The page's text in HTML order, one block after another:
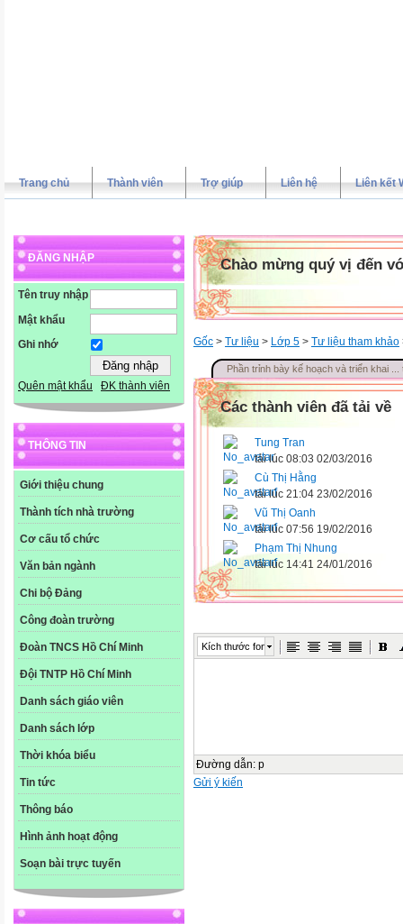
Trang chủ Thành viên Trợ giúp Liên hệ Liên kết
ĐĂNG NHẬP
Tên truy nhập
Mật khẩu
Ghi nhớ
Quên mật khẩu ĐK thành viên
THÔNG TIN
Giới thiệu chung
Thành tích nhà trường
Cơ cấu tổ chức
Văn bản ngành
Chi bộ Đảng
Công đoàn trường
Đoàn TNCS Hồ Chí Minh
Đội TNTP Hồ Chí Minh
Danh sách giáo viên
Danh sách lớp
Thời khóa biểu
Tin tức
Thông báo
Hình ảnh hoạt động
Soạn bài trực tuyến
Chào mừng quý vị đến
Gốc > Tư liệu > Lớp 5 > Tư liệu tham khảo
Phần trỉnh bày kế hoạch và triển khai ...
Các thành viên đã tải về
Tung Tran
tải lúc 08:03 02/03/2016
Cù Thị Hằng
tải lúc 21:04 23/02/2016
Vũ Thị Oanh
tải lúc 07:56 19/02/2016
Phạm Thị Nhung
tải lúc 14:41 24/01/2016
Kích thước font
Đường dẫn: p
Gửi ý kiến